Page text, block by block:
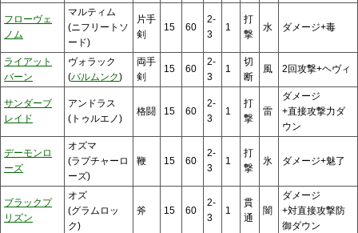
フローヴェ
ノム
マルティム
(ニフリートソ
ード)
片手
剣
15 60
2-
3
1
打
撃
水 ダメージ+毒
ライアット
バーン
ヴォラック
(バルムンク)
両手
剣
15 60
2-
3
1
切
断
風 2回攻撃+ヘヴィ
サンダーブ
レイド
アンドラス
(トゥルエノ)
格闘 15 60
2-
3
1
打
撃
雷
ダメージ
+直接攻撃力ダ
ウン
デーモンロ
ーズ
オズマ
(ラプチャーロ
ーズ)
鞭 15 60
2-
3
1
打
撃
氷 ダメージ+魅了
ブラックプ
リズン
オズ
(グラムロッ
ク)
斧 15 60
2-
3
1
貫
通
闇
ダメージ
+対直接攻撃防
御ダウン